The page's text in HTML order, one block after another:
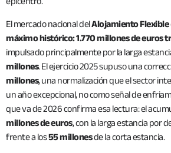
El mercado nacional delAlojamiento Flexible
máximo histórico: 1.770 millones de euros
impulsado principalmente por la larga
millones. El ejercicio 2025 supuso una
millones, una normalización que el sector
un año excepcional, no como señal de
que va de 2026 confirma esa lectura: el
millones de euros, con la larga estancia por
frente a los55 millonesde la corta estancia.